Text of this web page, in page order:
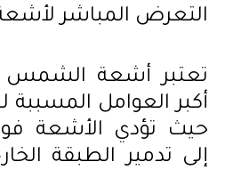
التعرض المباشر
تعتبر أشعة الشمس
أكبر العوامل المسببة
حيث تؤدي الأشعة
إلى تدمير الطبقة